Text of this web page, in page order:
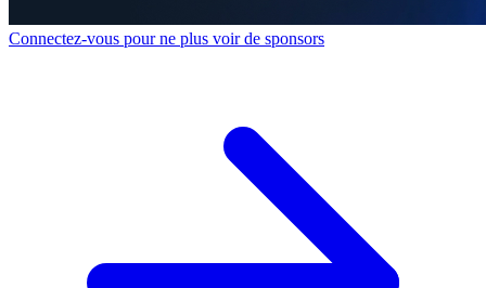
Connectez-vous pour ne plus voir de sponsors